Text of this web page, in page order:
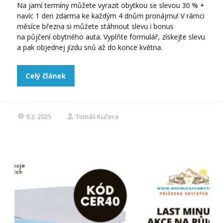
Na jarní termíny můžete vyrazit obytkou se slevou 30 % +
navíc 1 den zdarma ke každým 4 dnům pronájmu! V rámci
měsíce března si můžete stáhnout slevu i bonus
na půjčení obytného auta. Vyplňte formulář, získejte slevu
a pak objednej jízdu snů až do konce května.
Celý článek
9.3. 2025 Tomáš Kučera